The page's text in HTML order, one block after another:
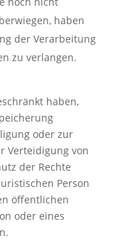
haben
der Verarbeitung
zu verlangen.
haben,
oder zur
Verteidigung von
der Rechte
Person
öffentlichen
oder eines